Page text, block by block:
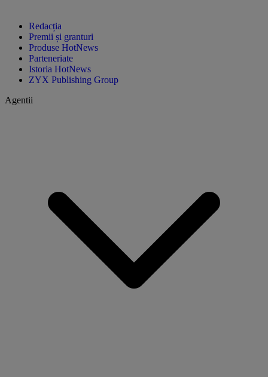
Redacția
Premii și granturi
Produse HotNews
Parteneriate
Istoria HotNews
ZYX Publishing Group
Agentii